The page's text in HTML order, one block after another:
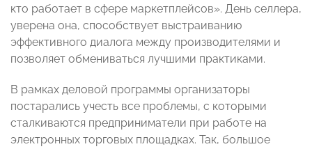
кто работает в сфере маркетплейсов». День селлера,
уверена она, способствует выстраиванию
эффективного диалога между производителями и
позволяет обмениваться лучшими практиками.
В рамках деловой программы организаторы
постарались учесть все проблемы, с которыми
сталкиваются предприниматели при работе на
электронных торговых площадках. Так, большое